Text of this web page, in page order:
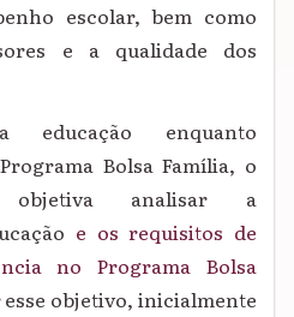
escolar, bem como
e a qualidade dos
educação enquanto
Bolsa Família, o
analisar a
e os requisitos de
no Programa Bolsa
esse objetivo, inicialmente